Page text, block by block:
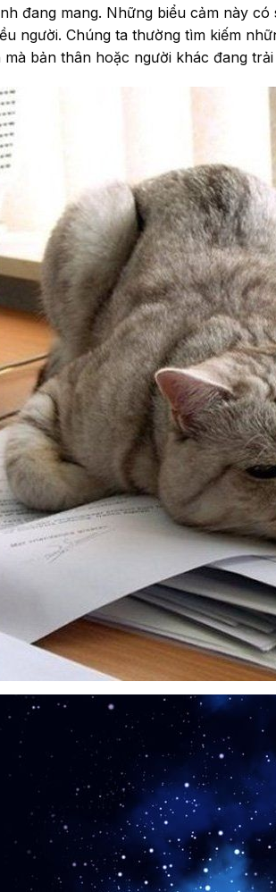
đang mang. Những biểu cảm này
người. Chúng ta thường tìm kiếm
bản thân hoặc người khác đang trải